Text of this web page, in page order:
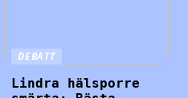
DEBATT
Lindra hälsporre